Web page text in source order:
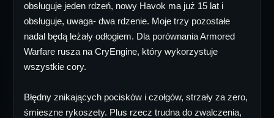
obsługuje jeden rdzeń, nowy Havok ma już 15 lat i
obsługuje, uwaga- dwa rdzenie. Moje trzy pozostałe
nadal będą leżały odłogiem. Dla porównania Armored
Warfare rusza na CryEngine, który wykorzystuje
wszystkie cory.
Błędny znikających pocisków i czołgów, strzały za zero,
śmieszne rykoszety. Plus rzecz trudna do zwalczenia,